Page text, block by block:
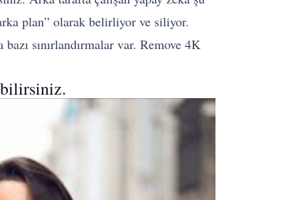
plan” olarak belirliyor ve siliyor.
sınırlandırmalar var. Remove 4K